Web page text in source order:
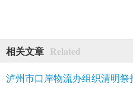
相关文章 Related
泸州市口岸物流办组织清明祭